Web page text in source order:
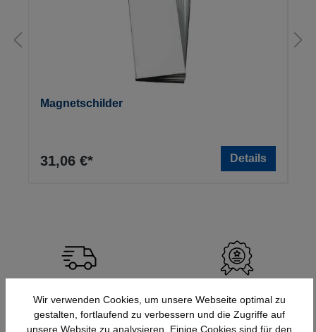
Magnetschilder
31,06 €* Details
Bundesweit Faire Preise
Wir verwenden Cookies, um unsere Webseite optimal zu
gestalten, fortlaufend zu verbessern und die Zugriffe auf
unsere Website zu analysieren. Einige Cookies sind für den